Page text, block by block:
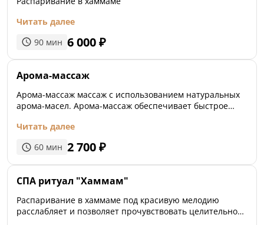
Читать далее
90 мин 6 000₽
Арома-массаж
Арома-массаж массаж с использованием натуральных
арома-масел. Арома-массаж обеспечивает быстрое
снимает физическое и умственное утомление,
Читать далее
60 мин 2 700₽
СПА ритуал "Хаммам"
Распаривание в хаммаме под красивую мелодию
расслабляет и позволяет прочувствовать целительное